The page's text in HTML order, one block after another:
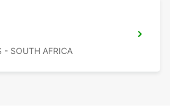
- SOUTH AFRICA